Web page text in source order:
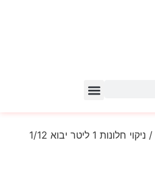
/ ניקוי חלונות 1 ליטר יבוא 1/12